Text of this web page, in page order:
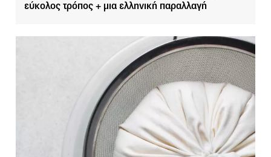
εύκολος τρόπος + μια ελληνική παραλλαγή